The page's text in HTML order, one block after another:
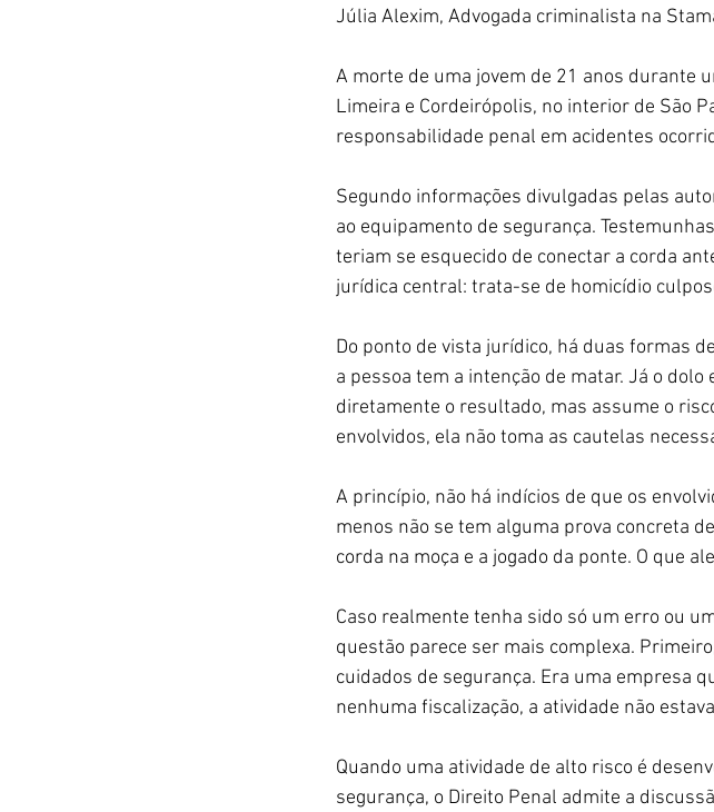
Júlia Alexim, Advogada criminalista na
A morte de uma jovem de 21 anos durante
Limeira e Cordeirópolis, no interior de São
responsabilidade penal em acidentes
Segundo informações divulgadas pelas
ao equipamento de segurança.
teriam se esquecido de conectar a corda
jurídica central: trata-se de homicídio
Do ponto de vista jurídico, há duas formas
a pessoa tem a intenção de matar. Já o
diretamente o resultado, mas assume o
envolvidos, ela não toma as cautelas
A princípio, não há indícios de que os
menos não se tem alguma prova concreta
corda na moça e a jogado da ponte. O que
Caso realmente tenha sido só um erro ou
questão parece ser mais complexa.
cuidados de segurança. Era uma empresa
nenhuma fiscalização, a atividade não
Quando uma atividade de alto risco é
segurança, o Direito Penal admite a